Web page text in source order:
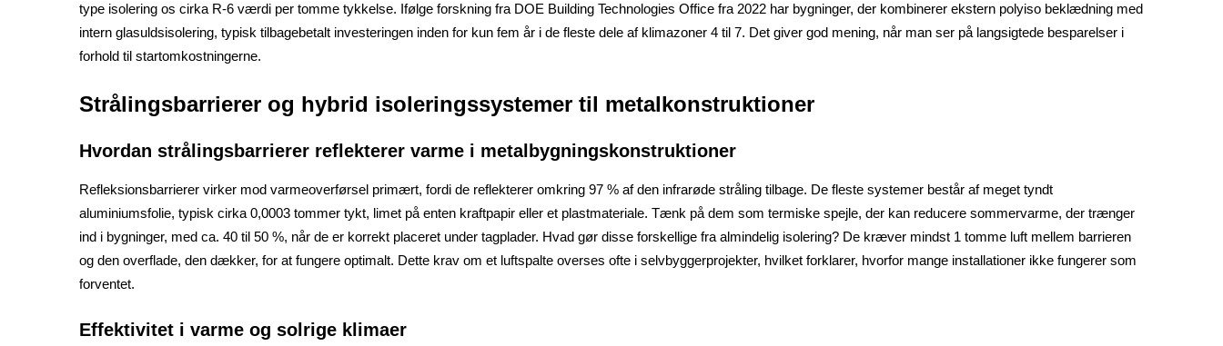
type isolering os cirka R-6 værdi per tomme tykkelse. Ifølge forskning fra DOE Building Technologies Office fra 2022 har bygninger, der kombinerer ekstern polyiso beklædning med
intern glasuldsisolering, typisk tilbagebetalt investeringen inden for kun fem år i de fleste dele af klimazoner 4 til 7. Det giver god mening, når man ser på langsigtede besparelser i
forhold til startomkostningerne.
Strålingsbarrierer og hybrid isoleringssystemer til metalkonstruktioner
Hvordan strålingsbarrierer reflekterer varme i metalbygningskonstruktioner
Refleksionsbarrierer virker mod varmeoverførsel primært, fordi de reflekterer omkring 97 % af den infrarøde stråling tilbage. De fleste systemer består af meget tyndt
aluminiumsfolie, typisk cirka 0,0003 tommer tykt, limet på enten kraftpapir eller et plastmateriale. Tænk på dem som termiske spejle, der kan reducere sommervarme, der trænger
ind i bygninger, med ca. 40 til 50 %, når de er korrekt placeret under tagplader. Hvad gør disse forskellige fra almindelig isolering? De kræver mindst 1 tomme luft mellem barrieren
og den overflade, den dækker, for at fungere optimalt. Dette krav om et luftspalte overses ofte i selvbyggerprojekter, hvilket forklarer, hvorfor mange installationer ikke fungerer som
forventet.
Effektivitet i varme og solrige klimaer